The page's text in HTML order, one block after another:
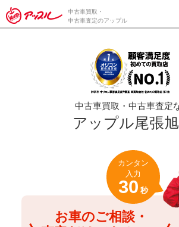
/*ABテスト_新規査定フォームの為のCVボ
中古車買取・
中古車査定のアップル
中古車買取・中古車査定
アップル尾張
お車のご相談・
カンタン
入力
30 秒